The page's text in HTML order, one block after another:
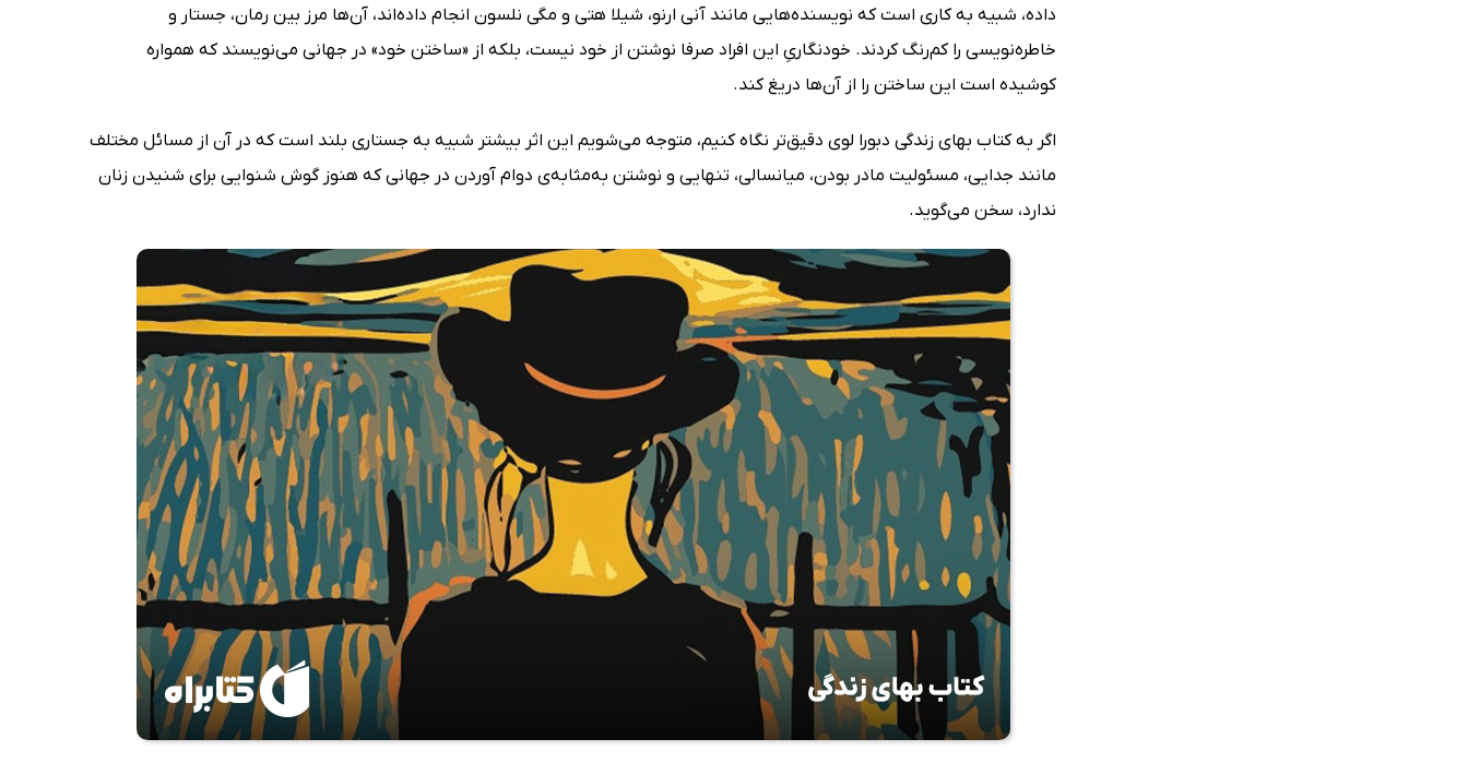
داده، شبیه به کاری است که نویسنده‌هایی مانند آنی ارنو، شیلا هتی و مگی نلسون انجام داده‌اند، آن‌ها مرز بین رمان، جستار و
خاطره‌نویسی را کم‌رنگ کردند. خودنگاریِ این افراد صرفا نوشتن از خود نیست، بلکه از «ساختن خود» در جهانی می‌نویسند که همواره
کوشیده است این ساختن را از آن‌ها دریغ کند.
اگر به کتاب بهای زندگی دبورا لوی دقیق‌تر نگاه کنیم، متوجه می‌شویم این اثر بیشتر شبیه به جستاری بلند است که در آن از مسائل مختلف
مانند جدایی، مسئولیت مادر بودن، میانسالی، تنهایی و نوشتن به‌مثابه‌ی دوام آوردن در جهانی که هنوز گوش شنوایی برای شنیدن زنان
ندارد، سخن می‌گوید.